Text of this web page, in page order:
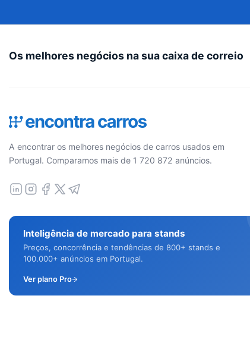
Os melhores negócios na sua caixa de correio
A encontrar os melhores negócios de carros usados em
Portugal. Comparamos mais de 1 720 872 anúncios.
Inteligência de mercado para stands
Preços, concorrência e tendências de 800+ stands e
100.000+ anúncios em Portugal.
Ver plano Pro